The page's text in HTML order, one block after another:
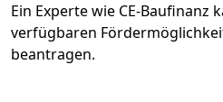
Ein Experte wie CE-Baufinanz
verfügbaren
beantragen.